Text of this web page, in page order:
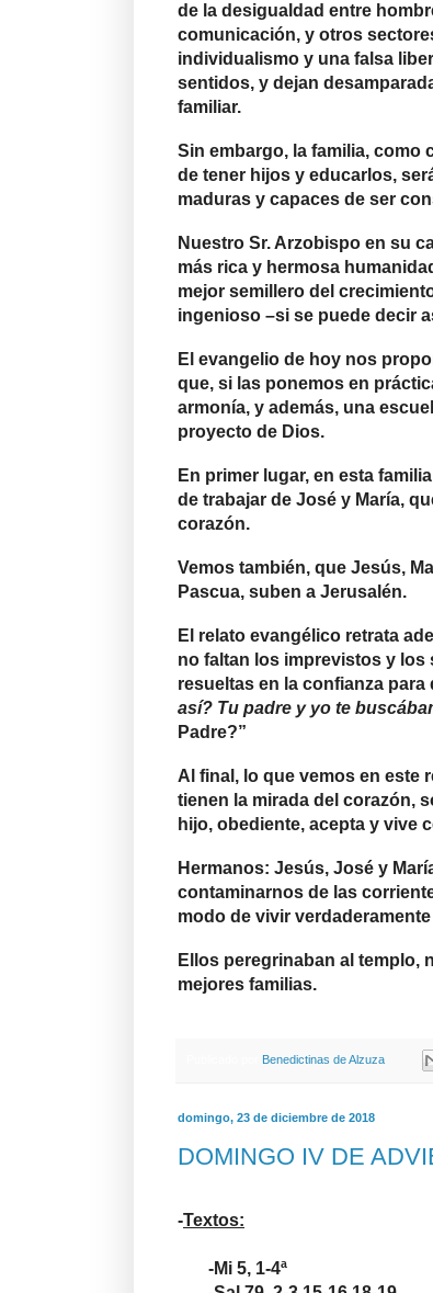
de la desigualdad entre
comunicación, y otros
individualismo y una falsa
sentidos, y dejan
familiar.
Sin embargo, la familia, como
de tener hijos y educarlos,
maduras y capaces de ser
Nuestro Sr. Arzobispo en su
más rica y hermosa
mejor semillero del
ingenioso –si se puede decir
El evangelio de hoy nos
que, si las ponemos en
armonía, y además, una
proyecto de Dios.
En primer lugar, en esta
de trabajar de José y María,
corazón.
Vemos también, que Jesús,
Pascua, suben a Jerusalén.
El relato evangélico retrata
no faltan los imprevistos y
resueltas en la confianza
así? Tu padre y yo te
Padre?”
Al final, lo que vemos en este
tienen la mirada del corazón,
hijo, obediente, acepta y vive
Hermanos: Jesús, José y
contaminarnos de las
modo de vivir
Ellos peregrinaban al templo,
mejores familias.
Benedictinas de Alzuza
domingo, 23 de diciembre de 2018
DOMINGO IV DE
-Textos:
-Mi 5, 1-4ª